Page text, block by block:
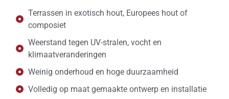
Terrassen in exotisch hout, Europees hout of
composiet
Weerstand tegen UV-stralen, vocht en
klimaatveranderingen
Weinig onderhoud en hoge duurzaamheid
Volledig op maat gemaakte ontwerp en installatie